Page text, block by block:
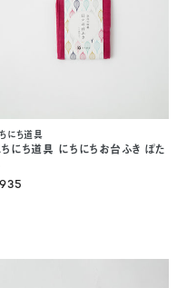
にち道具 にちにちお台ふき ぼた
にち道具